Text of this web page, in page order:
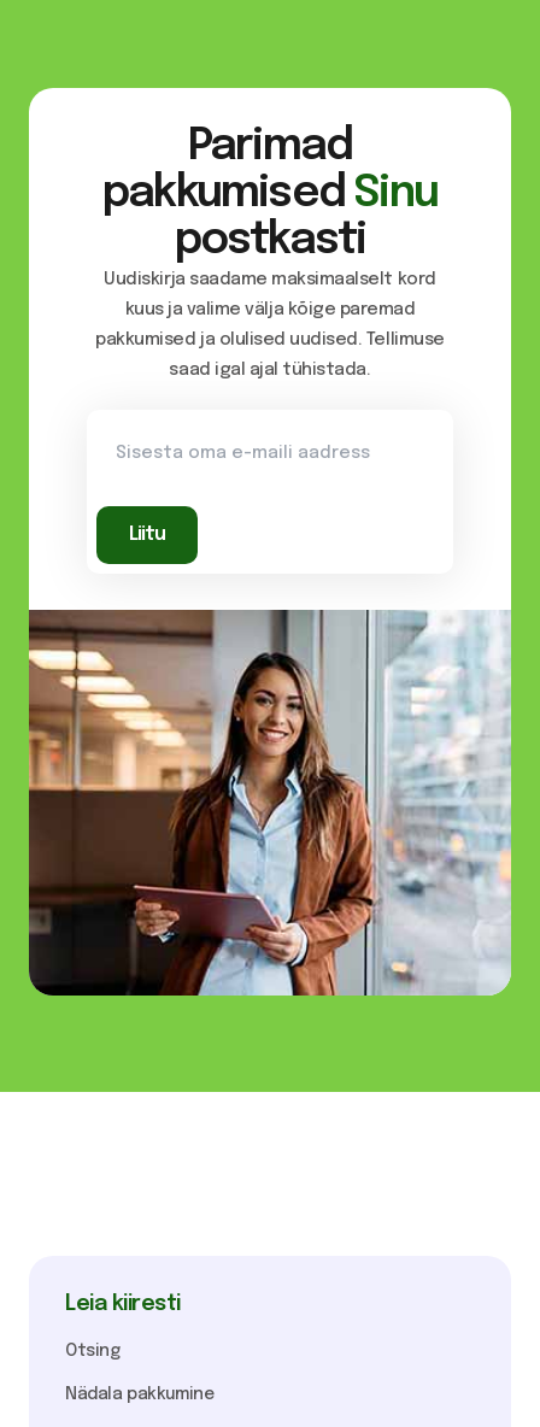
Parimad
pakkumised Sinu
postkasti
Uudiskirja saadame maksimaalselt kord
kuus ja valime välja kõige paremad
pakkumised ja olulised uudised. Tellimuse
saad igal ajal tühistada.
Leia kiiresti
Otsing
Nädala pakkumine